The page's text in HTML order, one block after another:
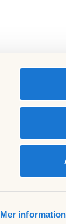
Mer information